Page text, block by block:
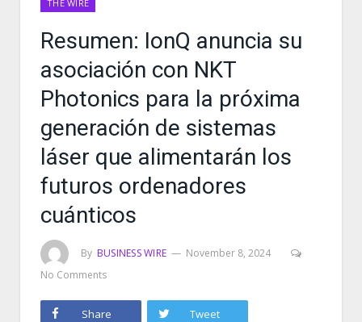
THE WIRE
Resumen: IonQ anuncia su
asociación con NKT
Photonics para la próxima
generación de sistemas
láser que alimentarán los
futuros ordenadores
cuánticos
By BUSINESS WIRE
November 8, 2024
No Comments
Share Tweet